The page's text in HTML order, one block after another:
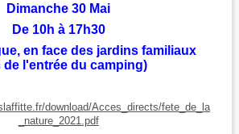
Dimanche 30 Mai
De 10h à 17h30
en face des jardins familiaux
de l'entrée du camping)
download/Acces_directs/fete_de_la
_nature_2021.pdf